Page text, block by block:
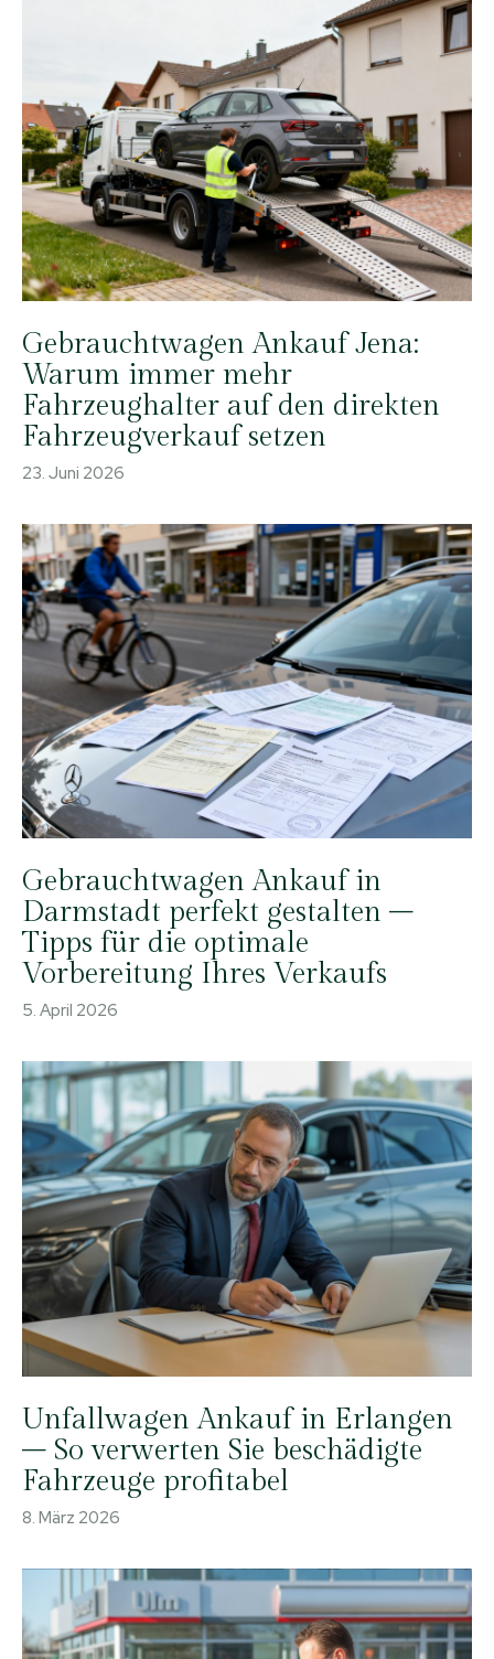
Gebrauchtwagen Ankauf Jena:
Warum immer mehr
Fahrzeughalter auf den direkten
Fahrzeugverkauf setzen
23. Juni 2026
Gebrauchtwagen Ankauf in
Darmstadt perfekt gestalten –
Tipps für die optimale
Vorbereitung Ihres Verkaufs
5. April 2026
Unfallwagen Ankauf in Erlangen
– So verwerten Sie beschädigte
Fahrzeuge profitabel
8. März 2026